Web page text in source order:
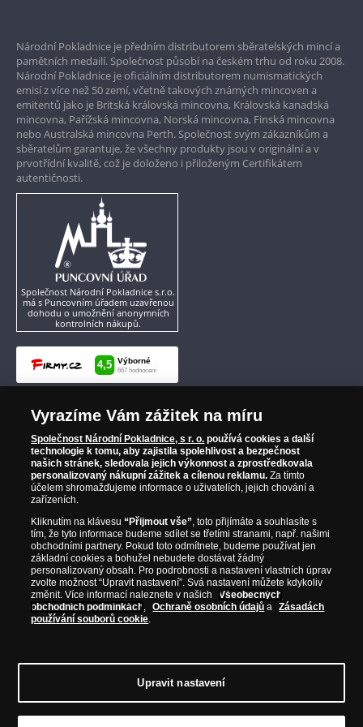
Garance nejvyšší kvality
Pouze originální produkty
Národní Pokladnice je předním distributorem sběratelských mincí a
pamětních medailí. Společnost působí na českém trhu od roku 2008.
Národní Pokladnice je oficiálním distributorem numismatických
emisí z více než 50 zemí, včetně takových známých mincoven a
emitentů jako je Britská královská mincovna, Královská kanadská
mincovna, Pařížská mincovna, Norská mincovna, Finská mincovna
nebo Australská mincovna Perth. Společnost svým zákazníkům a
sběratelům garantuje, že všechny produkty jsou v originální a v
prvotřídní kvalitě, což je doloženo i přiloženým Certifikátem
autentičnosti.
Společnost Národní Pokladnice s.r.o.
má s Puncovním úřadem uzavřenou
dohodu o umožnění anonymních
kontrolních nákupů.
Vyrazíme Vám zážitek na míru
Společnost Národní Pokladnice, s r. o. používá cookies a další
technologie k tomu, aby zajistila spolehlivost a bezpečnost
našich stránek, sledovala jejich výkonnost a zprostředkovala
personalizovaný nákupní zážitek a cílenou reklamu. Za tímto
účelem shromažďujeme informace o uživatelích, jejich chování a
zařízeních.
Kliknutím na klávesu“Přijmout vše”, toto přijímáte a souhlasíte s
tím, že tyto informace budeme sdílet se třetími stranami, např. našimi
obchodními partnery. Pokud toto odmítnete, budeme používat jen
základní cookies a bohužel nebudete dostávat žádný
personalizovaný obsah. Pro podrobnosti a nastavení vlastních úprav
zvolte možnost “Upravit nastavení”. Svá nastavení můžete kdykoliv
změnit. Více informací naleznete v našich
Všeobecných
obchodních podmínkách , Ochraně osobních údajů a
Zásadách
používání souborů cookie.
Upravit nastavení